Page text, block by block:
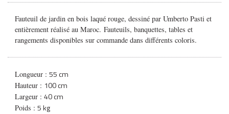
Fauteuil de jardin en bois laqué rouge, dessiné par Umberto Pasti et
entièrement réalisé au Maroc. Fauteuils, banquettes, tables et
rangements disponibles sur commande dans différents coloris.
Longueur :55 cm
Hauteur : 100 cm
Largeur :40 cm
Poids :5 kg